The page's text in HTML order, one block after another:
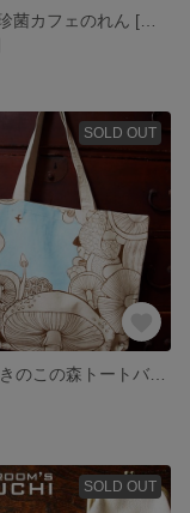
SOLD OUT
SOLD OUT